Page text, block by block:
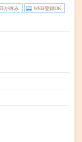
が休み WEB登録OK